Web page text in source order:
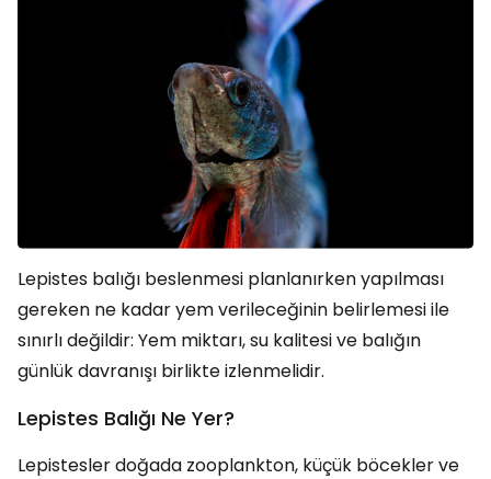
Lepistes balığı beslenmesi planlanırken yapılması
gereken ne kadar yem verileceğinin belirlemesi ile
sınırlı değildir: Yem miktarı, su kalitesi ve balığın
günlük davranışı birlikte izlenmelidir.
Lepistes Balığı Ne Yer?
Lepistesler doğada zooplankton, küçük böcekler ve